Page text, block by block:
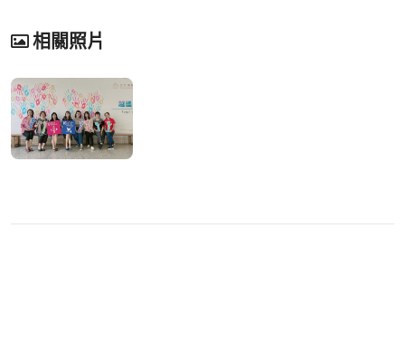
相關照片